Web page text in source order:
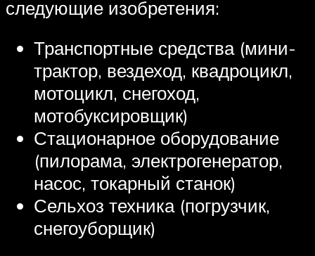
следующие изобретения:
Транспортные средства (мини-
трактор, вездеход, квадроцикл,
мотоцикл, снегоход,
мотобуксировщик)
Стационарное оборудование
(пилорама, электрогенератор,
насос, токарный станок)
Сельхоз техника (погрузчик,
снегоуборщик)